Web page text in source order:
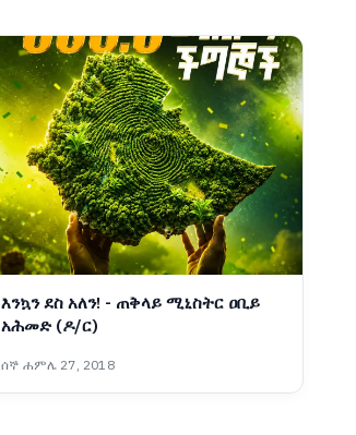
እንኳን ደስ አለን! - ጠቅላይ ሚኒስትር ዐቢይ
አሕመድ (ዶ/ር)
ሰኞ ሐምሌ 27, 2018